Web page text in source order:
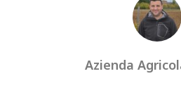
Azienda